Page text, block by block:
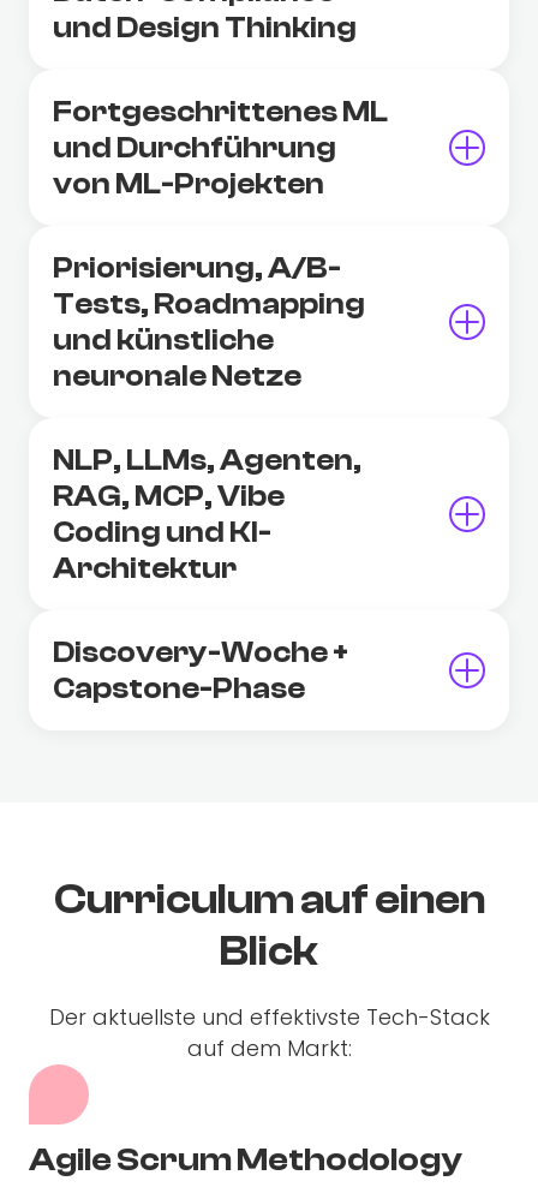
und Design Thinking
Fortgeschrittenes ML
und Durchführung
von ML-Projekten
Priorisierung, A/B-
Tests, Roadmapping
und künstliche
neuronale Netze
NLP, LLMs, Agenten,
RAG, MCP, Vibe
Coding und KI-
Architektur
Discovery-Woche +
Capstone-Phase
Curriculum auf einen
Blick
Der aktuellste und effektivste Tech-Stack
auf dem Markt:
Agile Scrum Methodology